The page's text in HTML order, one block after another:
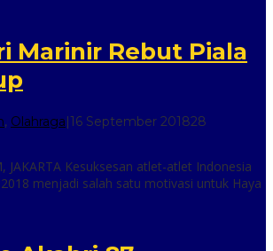
Marinir Rebut Piala
, Olahraga|16 September 201828
JAKARTA Kesuksesan atlet-atlet Indonesia
menjadi salah satu motivasi untuk Haya